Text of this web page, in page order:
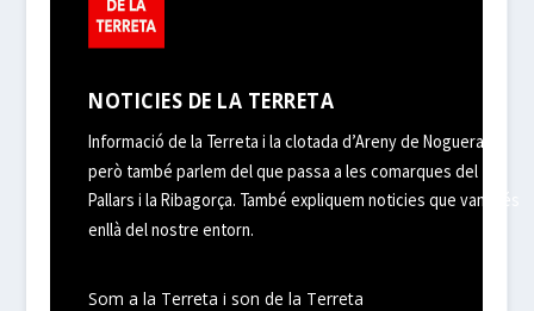
NOTICIES DE LA TERRETA
Informació de la Terreta i la clotada d’Areny de Noguera,
però també parlem del que passa a les comarques del
Pallars i la Ribagorça. També expliquem noticies que van més
enllà del nostre entorn.
Som a la Terreta i son de la Terreta